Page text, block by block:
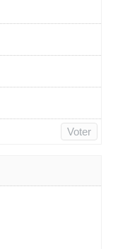
Voter